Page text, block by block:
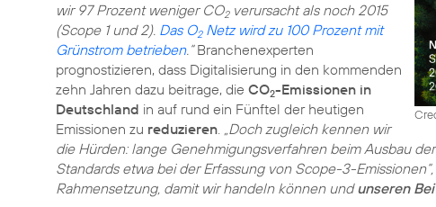
wir 97 Prozent weniger CO2verursacht als noch 2015
(Scope 1 und 2). Das O2Netz wird zu 100 Prozent mit
Grünstrom betrieben.“Branchenexperten
prognostizieren, dass Digitalisierung in den kommenden
zehn Jahren dazu beitrage, die CO2-Emissionen in
Deutschland in auf rund ein Fünftel der heutigen
Emissionen zu reduzieren. „Doch zugleich kennen wir
die Hürden: lange Genehmigungsverfahren beim Ausbau
Standards etwa bei der Erfassung von Scope-3-Emissionen“,
Rahmensetzung, damit wir handeln können undunseren